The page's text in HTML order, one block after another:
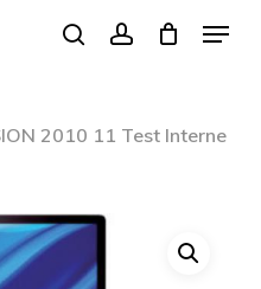
search
Menu
2010 11 Test Interne